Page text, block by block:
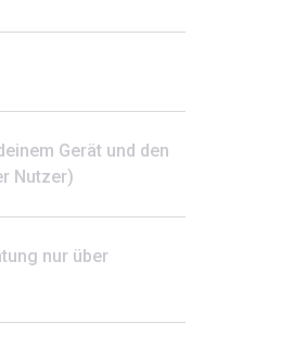
Gerät und den
Nutzer)
nur über